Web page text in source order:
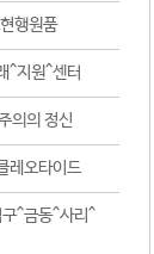
행원품
^지원^센터
의의 정신
레오타이드
^금동^사리^